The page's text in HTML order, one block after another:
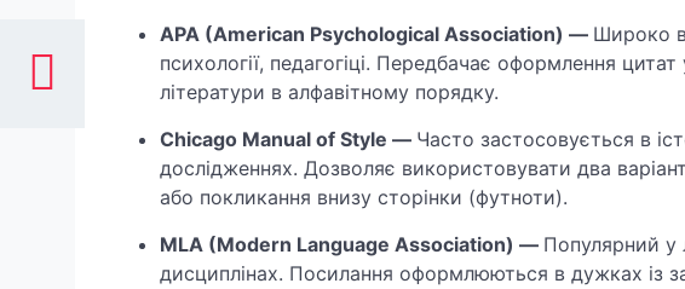
APA (American Psychological Association) — Широко
психології, педагогіці. Передбачає оформлення
літератури в алфавітному порядку.
Chicago Manual of Style — Часто застосовується в
дослідженнях. Дозволяє використовувати два
або покликання внизу сторінки (футноти).
MLA (Modern Language Association) — Популярний у
дисциплінах. Посилання оформлюються в дужках із